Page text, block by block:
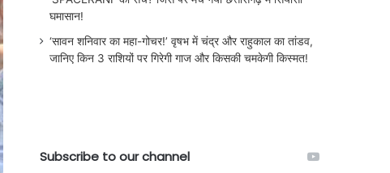
घमासान!
‘सावन शनिवार का महा-गोचर!’ वृषभ में चंद्र और राहुकाल का तांडव,
जानिए किन 3 राशियों पर गिरेगी गाज और किसकी चमकेगी किस्मत!
Subscribe to our channel